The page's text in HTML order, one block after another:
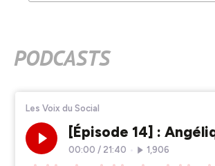
PODCASTS